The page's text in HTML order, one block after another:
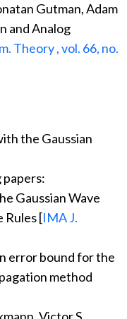
Gutman, Adam
and Analog
Theory , vol. 66, no.
the Gaussian
papers:
Gaussian Wave
Rules [IMA J.
error bound for the
method